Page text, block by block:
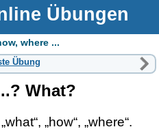
Übungen
where ...
Übung
What?
„how“, „where“.